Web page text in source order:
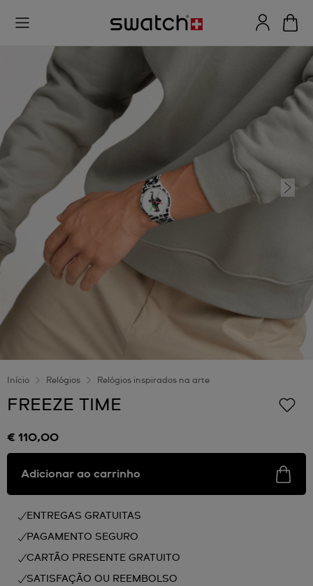
Início Relógios Relógios inspirados na arte
FREEZE TIME
€ 110,00
Adicionar ao carrinho
ENTREGAS GRATUITAS
PAGAMENTO SEGURO
CARTÃO PRESENTE GRATUITO
SATISFAÇÃO OU REEMBOLSO